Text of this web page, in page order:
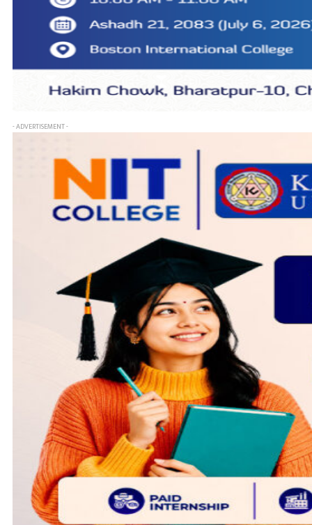
- ADVERTISEMENT -